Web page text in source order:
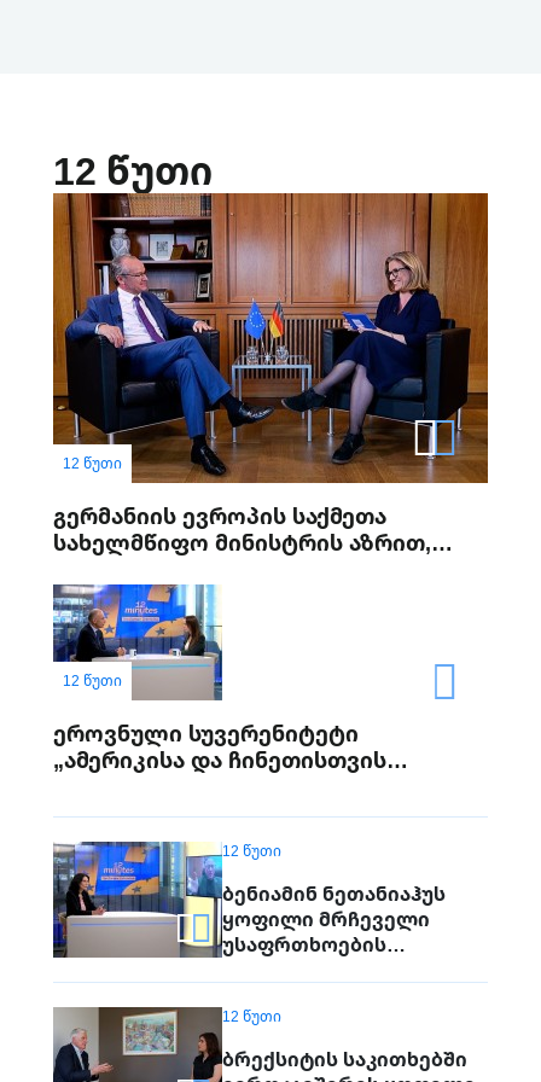
12 წუთი
12 ᲬᲣᲗᲘ
გერმანიის ევროპის საქმეთა
სახელმწიფო მინისტრის აზრით,
„შესაძლებლობები შეზღუდულია“
12 ᲬᲣᲗᲘ
ეროვნული სუვერენიტეტი
„ამერიკისა და ჩინეთისთვის
განუცხადა „ევრონიუსს“ იტალიის
ყოფილმა პრემიერმა ენრიკო ლეტამ
12 ᲬᲣᲗᲘ
ბენიამინ ნეთანიაჰუს
ყოფილი მრჩეველი
უსაფრთხოების
ისრაელთან
მიმართებით „გონს
მოეგება“
12 ᲬᲣᲗᲘ
ბრექსიტის საკითხებში